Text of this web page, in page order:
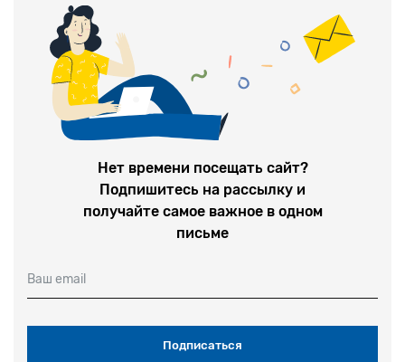
Нет времени посещать сайт?
Подпишитесь на рассылку и
получайте самое важное в одном
письме
Ваш email